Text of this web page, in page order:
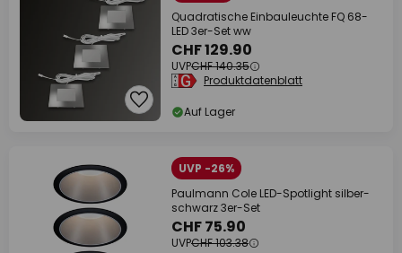
Quadratische Einbauleuchte FQ 68-
LED 3er-Set ww
CHF 129.90
UVPCHF 140.35
Produktdatenblatt
Auf Lager
UVP -26%
Paulmann Cole LED-Spotlight silber-
schwarz 3er-Set
CHF 75.90
UVPCHF 103.38